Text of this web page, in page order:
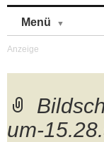
Menü
um-